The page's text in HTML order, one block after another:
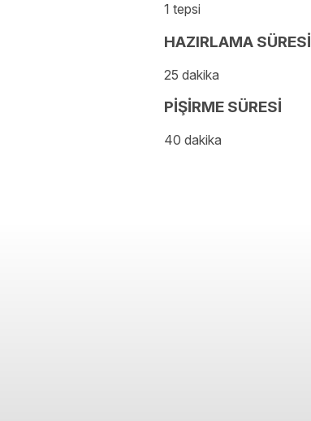
1 tepsi
HAZIRLAMA SÜRESİ
25 dakika
PİŞİRME SÜRESİ
40 dakika